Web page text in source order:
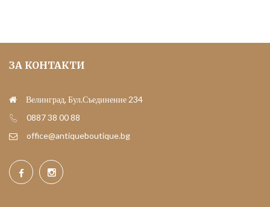
ЗА КОНТАКТИ
Велинград, Бул.Съединение 234
0887 38 00 88
office@antiqueboutique.bg